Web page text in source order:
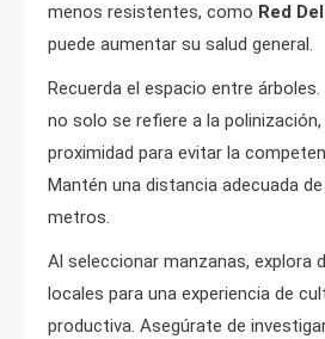
menos resistentes, como Red
puede aumentar su salud general.
Recuerda el espacio entre
no solo se refiere a la
proximidad para evitar la
Mantén una distancia adecuada
metros.
Al seleccionar manzanas, explora
locales para una experiencia de
productiva. Asegúrate de